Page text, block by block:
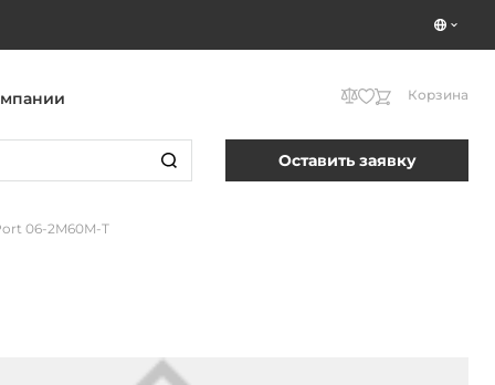
Корзина
Оставить заявку
06-2M60M-T